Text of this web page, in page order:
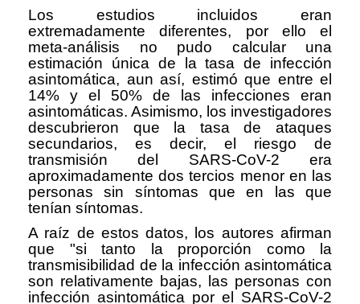
Los estudios incluidos eran
extremadamente diferentes, por ello el
meta-análisis no pudo calcular una
estimación única de la tasa de infección
asintomática, aun así, estimó que entre el
14% y el 50% de las infecciones eran
asintomáticas. Asimismo, los investigadores
descubrieron que la tasa de ataques
secundarios, es decir, el riesgo de
transmisión del SARS-CoV-2 era
aproximadamente dos tercios menor en las
personas sin síntomas que en las que
tenían síntomas.
A raíz de estos datos, los autores afirman
que "si tanto la proporción como la
transmisibilidad de la infección asintomática
son relativamente bajas, las personas con
infección asintomática por el SARS-CoV-2